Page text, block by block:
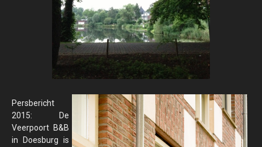
Persbericht
2015: De
Veerpoort B&B
in Doesburg is